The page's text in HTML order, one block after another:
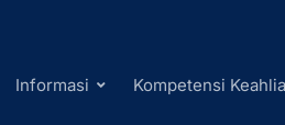
Informasi Kompetensi